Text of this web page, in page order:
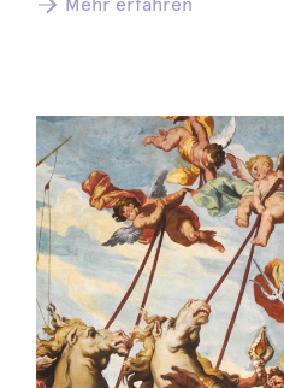
Mehr erfahren